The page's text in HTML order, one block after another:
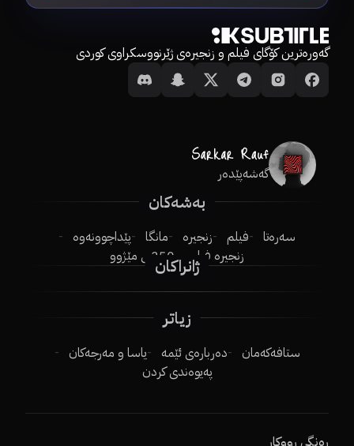
گەورەترین کۆگای فیلم و زنجیرەی ژێرنووسکراوی کوردی
گەشەپێدەر
بەشەکان
سەرەتا فیلم زنجیرە مانگا
پێداچوونەوە
زنجیرە فیلم
250ـی مێژوو
ژانراکان
زیاتر
ستافەکەمان دەربارەی ئێمە
یاسا و مەرجەکان
پەیوەندی کردن
ڕەنگی ڕووکار